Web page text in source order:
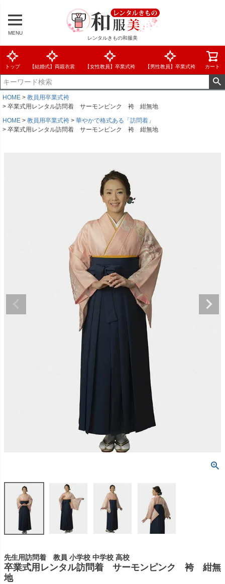
MENU
レンタルきもの和服美
トップ 【結婚式】両親衣裳 【女性教員】卒業式袴 【男性教員】卒業式袴 カート
HOME
教員用卒業式袴
卒業式用レンタル訪問着 サーモンピンク 袴 紺無地
HOME
教員用卒業式袴
華やかで格式ある「訪問着」
卒業式用レンタル訪問着 サーモンピンク 袴 紺無地
先生用訪問着 教員 小学校 中学校 高校
卒業式用レンタル訪問着 サーモンピンク 袴 紺無
地